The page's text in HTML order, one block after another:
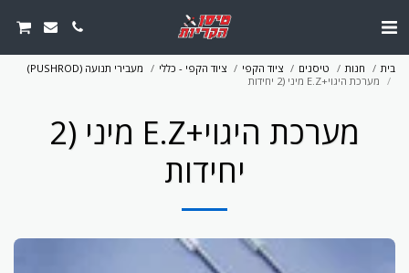
בית חנות טיסנים ציוד הקפי ציוד הקפי - כללי
מעבירי תנועה (PUSHROD)
מערכת היגוי+E.Z מיני (2 יחידות
מערכת היגוי+E.Z מיני (2
יחידות